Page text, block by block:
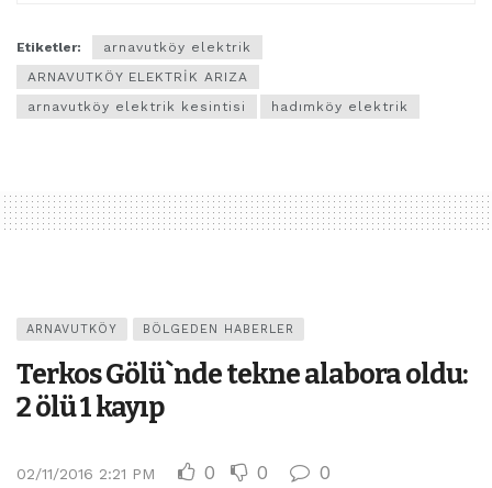
Etiketler:
arnavutköy elektrik
ARNAVUTKÖY ELEKTRİK ARIZA
arnavutköy elektrik kesintisi
hadımköy elektrik
ARNAVUTKÖY BÖLGEDEN HABERLER
Terkos Gölü`nde tekne alabora oldu:
2 ölü 1 kayıp
02/11/2016 2:21 PM 0 0 0